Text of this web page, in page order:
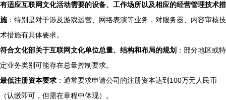
有适应互联网文化活动需要的设备、工作场所以及相应的经营管理技术措
施：特别是对于涉及游戏运营、网络表演等业务，对服务器、内容审核技
术措施有具体要求。
符合文化部关于互联网文化单位总量、结构和布局的规划 ：部分地区或特
定业务类别可能存在总量控制要求。
最低注册资本要求 ：通常要求申请公司的注册资本达到100万元人民币
（认缴即可，但需在章程中体现）。